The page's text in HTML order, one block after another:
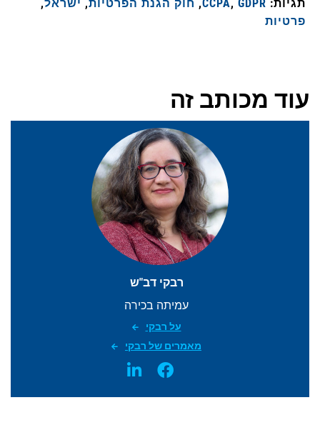
תגיות: CCPA, GDPR
, חוק הגנת הפרטיות, ישראל,
פרטיות
עוד מכותב זה
רבקי דב"ש
עמיתה בכירה
על רבקי
מאמרים של רבקי